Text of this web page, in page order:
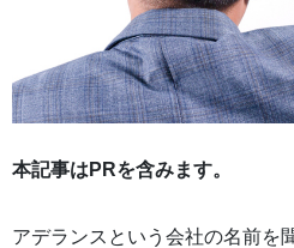
本記事はPRを含みます。
アデランスという会社の名前を